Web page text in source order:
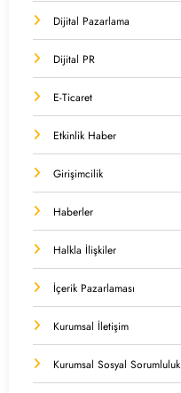
Dijital Pazarlama
Dijital PR
E-Ticaret
Etkinlik Haber
Girişimcilik
Haberler
Halkla İlişkiler
İçerik Pazarlaması
Kurumsal İletişim
Kurumsal Sosyal Sorumluluk